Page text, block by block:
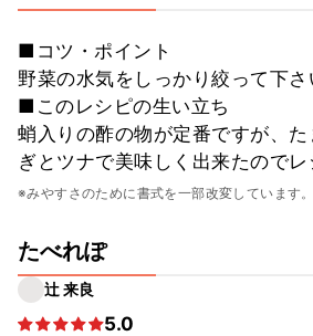
■コツ・ポイント
野菜の水気をしっかり絞って下さ
■このレシピの生い立ち
蛸入りの酢の物が定番ですが、
ぎとツナで美味しく出来たので
※みやすさのために書式を一部改変しています。
たべれぽ
辻 来良
5.0